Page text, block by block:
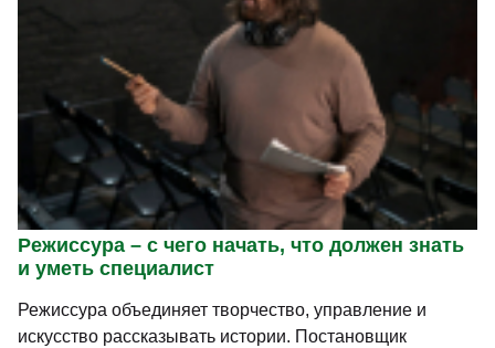
Режиссура – с чего начать, что должен знать
и уметь специалист
Режиссура объединяет творчество, управление и
искусство рассказывать истории. Постановщик